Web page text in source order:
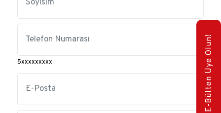
5xxxxxxxxx E-Bülten Üye Olun!